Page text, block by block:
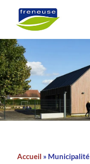
Accueil Municipalité